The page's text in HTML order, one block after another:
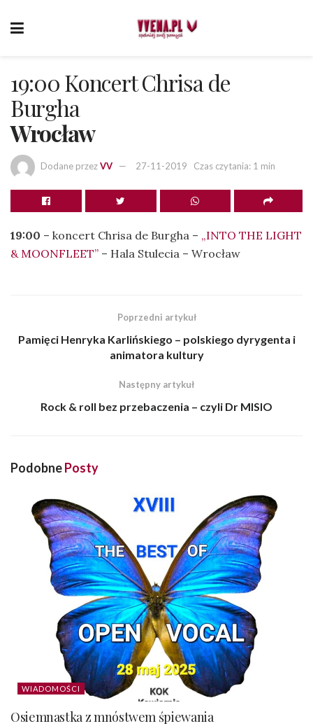
19:00 Koncert Chrisa de
Burgha
Wrocław
Dodane przezVV 27-11-2019 Czas czytania: 1 min
19:00 – koncert Chrisa de Burgha – „INTO THE LIGHT
& MOONFLEET” – Hala Stulecia – Wrocław
Poprzedni artykuł
Pamięci Henryka Karlińskiego – polskiego dyrygenta i
animatora kultury
Następny artykuł
Rock & roll bez przebaczenia – czyli Dr MISIO
PodobnePosty
WIADOMOŚCI
Osiemnastka z mnóstwem śpiewania